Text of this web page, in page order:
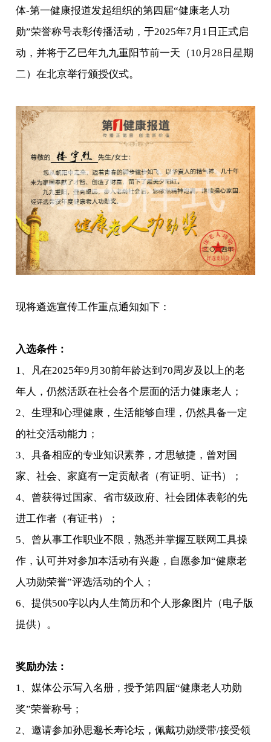
体-第一健康报道发起组织的第四届“健康老人功
勋”荣誉称号表彰传播活动，于2025年7月1日正式启
动，并将于乙巳年九九重阳节前一天（10月28日星期
二）在北京举行颁授仪式。
现将遴选宣传工作重点通知如下：
入选条件：
1、凡在2025年9月30前年龄达到70周岁及以上的老
年人，仍然活跃在社会各个层面的活力健康老人；
2、生理和心理健康，生活能够自理，仍然具备一定
的社交活动能力；
3、具备相应的专业知识素养，才思敏捷，曾对国
家、社会、家庭有一定贡献者（有证明、证书）；
4、曾获得过国家、省市级政府、社会团体表彰的先
进工作者（有证书）；
5、曾从事工作职业不限，熟悉并掌握互联网工具操
作，认可并对参加本活动有兴趣，自愿参加“健康老
人功勋荣誉”评选活动的个人；
6、提供500字以内人生简历和个人形象图片（电子版
提供）。
奖励办法：
1、媒体公示写入名册，授予第四届“健康老人功勋
奖”荣誉称号；
2、邀请参加孙思邈长寿论坛，佩戴功勋绶带/接受领